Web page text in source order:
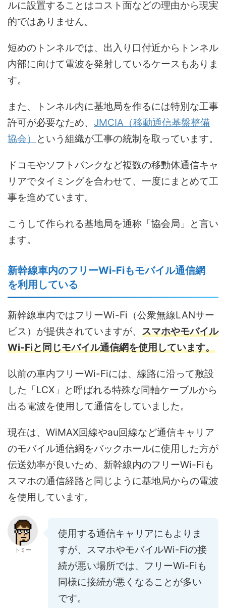
ルに設置することはコスト面などの理由から現実
的ではありません。
短めのトンネルでは、出入り口付近からトンネル
内部に向けて電波を発射しているケースもありま
す。
また、トンネル内に基地局を作るには特別な工事
許可が必要なため、 JMCIA（移動通信基盤整備
協会）
という組織が工事の統制を取っています。
ドコモやソフトバンクなど複数の移動体通信キャ
リアでタイミングを合わせて、一度にまとめて工
事を進めています。
こうして作られる基地局を通称「協会局」と言い
ます。
新幹線車内のフリーWi-Fiもモバイル通信網
を利用している
新幹線車内ではフリーWi-Fi（公衆無線LANサー
ビス）が提供されていますが、 スマホやモバイル
Wi-Fiと同じモバイル通信網を使用しています。
以前の車内フリーWi-Fiには、線路に沿って敷設
した「LCX」と呼ばれる特殊な同軸ケーブルから
出る電波を使用して通信をしていました。
現在は、WiMAX回線やau回線など通信キャリア
のモバイル通信網をバックホールに使用した方が
伝送効率が良いため、新幹線内のフリーWi-Fiも
スマホの通信経路と同じように基地局からの電波
を使用しています。
トミー
使用する通信キャリアにもよりま
すが、スマホやモバイルWi-Fiの接
続が悪い場所では、フリーWi-Fiも
同様に接続が悪くなることが多い
です。